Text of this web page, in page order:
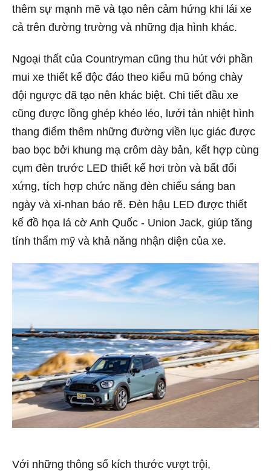
thêm sự mạnh mẽ và tạo nên cảm hứng khi lái xe
cả trên đường trường và những địa hình khác.
Ngoại thất của Countryman cũng thu hút với phần
mui xe thiết kế độc đáo theo kiểu mũ bóng chày
đội ngược đã tạo nên khác biệt. Chi tiết đầu xe
cũng được lồng ghép khéo léo, lưới tản nhiệt hình
thang điểm thêm những đường viền lục giác được
bao bọc bởi khung mạ crôm dày bản, kết hợp cùng
cụm đèn trước LED thiết kế hơi tròn và bất đối
xứng, tích hợp chức năng đèn chiếu sáng ban
ngày và xi-nhan báo rẽ. Đèn hậu LED được thiết
kế đồ họa lá cờ Anh Quốc - Union Jack, giúp tăng
tính thẩm mỹ và khả năng nhận diện của xe.
Với những thông số kích thước vượt trội,